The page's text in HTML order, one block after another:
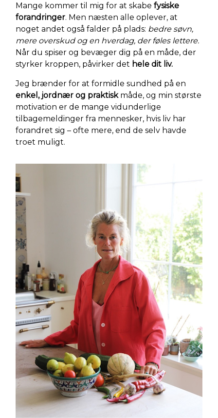
Mange kommer til mig for at skabe fysiske
forandringer. Men næsten alle oplever, at
noget andet også falder på plads: bedre søvn,
mere overskud og en hverdag, der føles lettere.
Når du spiser og bevæger dig på en måde, der
styrker kroppen, påvirker det hele dit liv.
Jeg brænder for at formidle sundhed på en
enkel, jordnær og praktiskmåde, og min største
motivation er de mange vidunderlige
tilbagemeldinger fra mennesker, hvis liv har
forandret sig – ofte mere, end de selv havde
troet muligt.